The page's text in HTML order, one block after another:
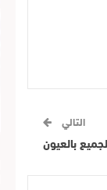
التالي
بالعيون